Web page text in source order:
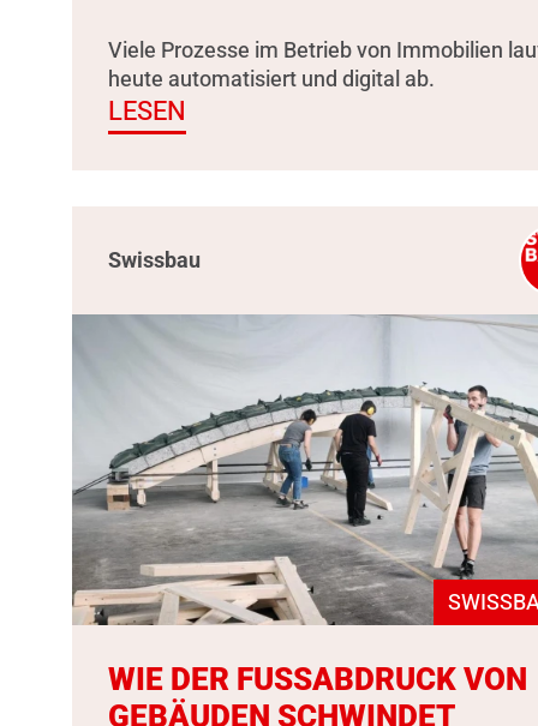
Viele Prozesse im Betrieb von Immobilien
heute automatisiert und digital ab.
LESEN
Swissbau
WIE DER FUSSABDRUCK VON
GEBÄUDEN SCHWINDET